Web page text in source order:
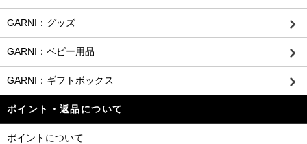
GARNI：グッズ
GARNI：ベビー用品
GARNI：ギフトボックス
ポイント・返品について
ポイントについて